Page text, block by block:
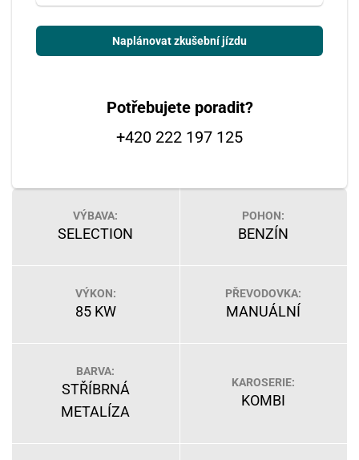
Naplánovat zkušební jízdu
Potřebujete poradit?
+420 222 197 125
VÝBAVA:
SELECTION
POHON:
BENZÍN
VÝKON:
85 KW
PŘEVODOVKA:
MANUÁLNÍ
BARVA:
STŘÍBRNÁ
METALÍZA
KAROSERIE:
KOMBI